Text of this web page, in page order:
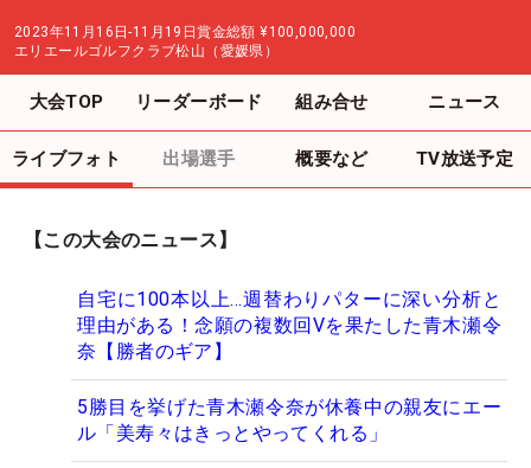
2023年11月16日-11月19日賞金総額 ¥100,000,000
エリエールゴルフクラブ松山（愛媛県）
大会TOP リーダーボード 組み合せ ニュース
ライブフォト 出場選手 概要など TV放送予定
【この大会のニュース】
自宅に100本以上…週替わりパターに深い分析と
理由がある！念願の複数回Vを果たした青木瀬令
奈【勝者のギア】
5勝目を挙げた青木瀬令奈が休養中の親友にエー
ル「美寿々はきっとやってくれる」